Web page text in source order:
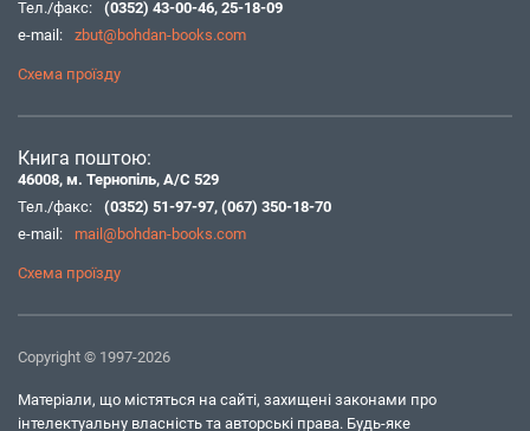
Тел./факс:
(0352) 43-00-46, 25-18-09
e-mail:
zbut@bohdan-books.com
Схема проїзду
Книга поштою:
46008, м. Тернопіль, А/С 529
Тел./факс:
(0352) 51-97-97, (067) 350-18-70
e-mail:
mail@bohdan-books.com
Схема проїзду
Copyright © 1997-2026
Матеріали, що містяться на сайті, захищені законами про
інтелектуальну власність та авторські права. Будь-яке